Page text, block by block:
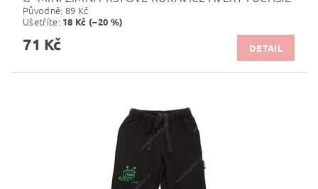
Původně: 89 Kč
Ušetříte: 18 Kč (–20 %)
71 Kč DETAIL